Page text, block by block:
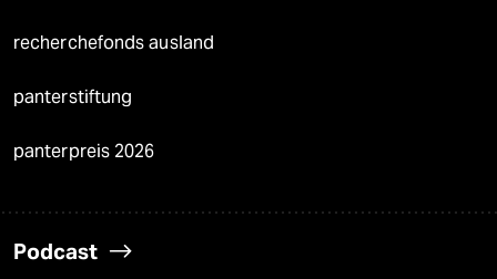
recherchefonds ausland
panterstiftung
panterpreis 2026
Podcast